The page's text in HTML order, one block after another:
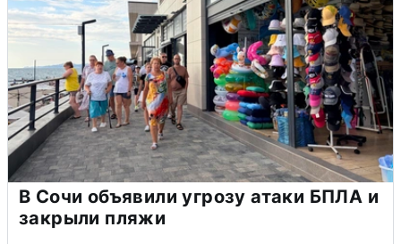
В Сочи объявили угрозу атаки БПЛА и
закрыли пляжи